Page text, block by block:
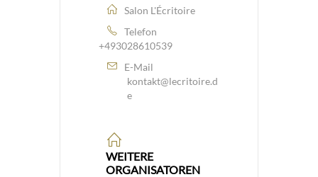
Salon L'Écritoire
Telefon
+493028610539
E-Mail
kontakt@lecritoire.d
e
WEITERE
ORGANISATOREN